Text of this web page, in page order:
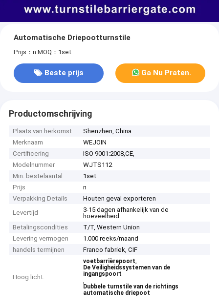
Automatische Driepootturnstile
Prijs：n MOQ：1set
Beste prijs Ga Nu Praten.
Productomschrijving
Plaats van herkomst
Shenzhen, China
Merknaam
WEJOIN
Certificering
ISO 9001:2008,CE,
Modelnummer
WJTS112
Min. bestelaantal
1set
Prijs
n
Verpakking Details
Houten geval exporteren
Levertijd
3-15 dagen afhankelijk van de
hoeveelheid
Betalingscondities
T/T, Western Union
Levering vermogen
1.000 reeks/maand
handels termijnen
Franco fabriek, CIF
Hoog licht:
voetbarrièrepoort,
De Veiligheidssystemen van de
ingangspoort
,
Dubbele turnstile van de richtings
automatische driepoot